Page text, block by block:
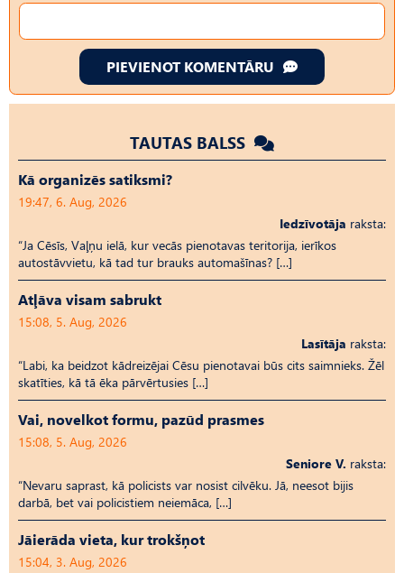
PIEVIENOT KOMENTĀRU
TAUTAS BALSS
Kā organizēs satiksmi?
19:47, 6. Aug, 2026
Iedzīvotāja raksta:
“Ja Cēsīs, Vaļņu ielā, kur vecās pienotavas teritorija, ierīkos
autostāvvietu, kā tad tur brauks automašīnas? […]
Atļāva visam sabrukt
15:08, 5. Aug, 2026
Lasītāja raksta:
“Labi, ka beidzot kādreizējai Cēsu pienotavai būs cits saimnieks. Žēl
skatīties, kā tā ēka pārvērtusies […]
Vai, novelkot formu, pazūd prasmes
15:08, 5. Aug, 2026
Seniore V. raksta:
“Nevaru saprast, kā policists var nosist cilvēku. Jā, neesot bijis
darbā, bet vai policistiem neiemāca, […]
Jāierāda vieta, kur trokšņot
15:04, 3. Aug, 2026